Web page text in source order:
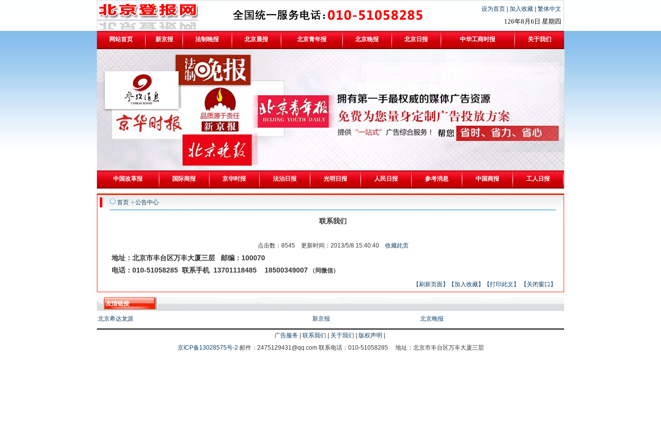
设为首页 加入收藏 繁体中文
126年8月6日 星期四
网站首页 新京报 法制晚报 北京晨报 北京青年报 北京晚报 北京日报 中华工商时报 关于我们
中国改革报 国际商报 京华时报 法治日报 光明日报 人民日报 参考消息 中国商报 工人日报
首页 公告中心
联系我们
点击数：8545 更新时间：2013/5/8 15:40:40 收藏此页
地址：北京市丰台区万丰大厦三层 邮编： 100070
电话： 010-51058285 联系手机 13701118485 18500349007 （同微信）
【刷新页面】
【加入收藏】 【打印此文】 【关闭窗口】
友情链接
北京希达龙源 新京报 北京晚报
广告服务 联系我们 关于我们 版权声明
京ICP备13028575号-2 邮件：2475129431@qq.com 联系电话：010-51058285 地址：北京市丰台区万丰大厦三层